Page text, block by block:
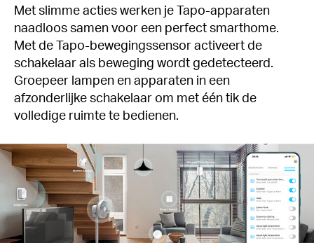
Met slimme acties werken je Tapo-apparaten
naadloos samen voor een perfect smarthome.
Met de Tapo-bewegingssensor activeert de
schakelaar als beweging wordt gedetecteerd.
Groepeer lampen en apparaten in een
afzonderlijke schakelaar om met één tik de
volledige ruimte te bedienen.